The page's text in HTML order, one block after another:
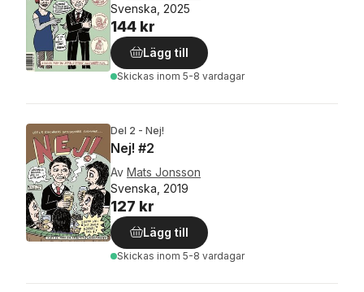
Svenska, 2025
144 kr
Lägg till
Skickas inom 5-8 vardagar
Del 2 - Nej!
Nej! #2
Av Mats Jonsson
Svenska, 2019
127 kr
Lägg till
Skickas inom 5-8 vardagar